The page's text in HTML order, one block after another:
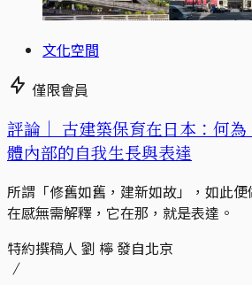
文化空間
僅限會員
評論｜ 古建築保育在日本：何
體內部的自我生長與表達
所謂「修舊如舊，建新如故」，如此
在感無需解釋，它在那，就是表達。
特約撰稿人 劉 檸 發自北京